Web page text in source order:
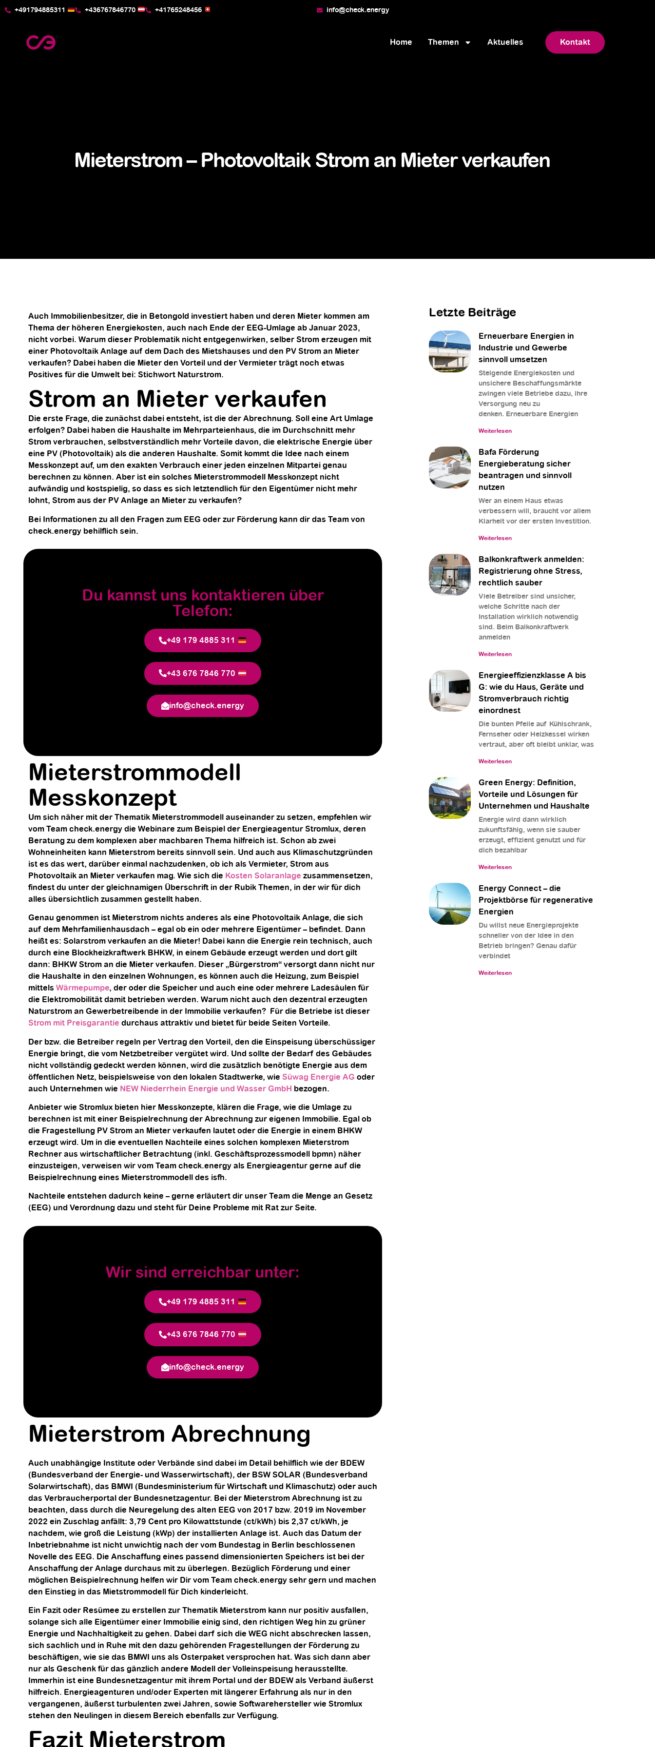
+491794885311 +436767846770 +41765248456 info@check.energy
Home Themen Aktuelles Kontakt
Mieterstrom – Photovoltaik Strom an Mieter verkaufen
Auch Immobilienbesitzer, die in Betongold investiert haben und deren Mieter kommen am
Thema der höheren Energiekosten, auch nach Ende der EEG-Umlage ab Januar 2023,
nicht vorbei. Warum dieser Problematik nicht entgegenwirken, selber Strom erzeugen mit
einer Photovoltaik Anlage auf dem Dach des Mietshauses und den PV Strom an Mieter
verkaufen? Dabei haben die Mieter den Vorteil und der Vermieter trägt noch etwas
Positives für die Umwelt bei: Stichwort Naturstrom.
Strom an Mieter verkaufen
Die erste Frage, die zunächst dabei entsteht, ist die der Abrechnung. Soll eine Art Umlage
erfolgen? Dabei haben die Haushalte im Mehrparteienhaus, die im Durchschnitt mehr
Strom verbrauchen, selbstverständlich mehr Vorteile davon, die elektrische Energie über
eine PV (Photovoltaik) als die anderen Haushalte. Somit kommt die Idee nach einem
Messkonzept auf, um den exakten Verbrauch einer jeden einzelnen Mitpartei genau
berechnen zu können. Aber ist ein solches Mieterstrommodell Messkonzept nicht
aufwändig und kostspielig, so dass es sich letztendlich für den Eigentümer nicht mehr
lohnt, Strom aus der PV Anlage an Mieter zu verkaufen?
Bei Informationen zu all den Fragen zum EEG oder zur Förderung kann dir das Team von
check.energy behilflich sein.
Du kannst uns kontaktieren über
Telefon:
+49 179 4885 311
+43 676 7846 770
info@check.energy
Mieterstrommodell
Messkonzept
Um sich näher mit der Thematik Mieterstrommodell auseinander zu setzen, empfehlen wir
vom Team check.energy die Webinare zum Beispiel der Energieagentur Stromlux, deren
Beratung zu dem komplexen aber machbaren Thema hilfreich ist. Schon ab zwei
Wohneinheiten kann Mieterstrom bereits sinnvoll sein. Und auch aus Klimaschutzgründen
ist es das wert, darüber einmal nachzudenken, ob ich als Vermieter, Strom aus
Photovoltaik an Mieter verkaufen mag. Wie sich die Kosten Solaranlage zusammensetzen,
findest du unter der gleichnamigen Überschrift in der Rubik Themen, in der wir für dich
alles übersichtlich zusammen gestellt haben.
Genau genommen ist Mieterstrom nichts anderes als eine Photovoltaik Anlage, die sich
auf dem Mehrfamilienhausdach – egal ob ein oder mehrere Eigentümer – befindet. Dann
heißt es: Solarstrom verkaufen an die Mieter! Dabei kann die Energie rein technisch, auch
durch eine Blockheizkraftwerk BHKW, in einem Gebäude erzeugt werden und dort gilt
dann: BHKW Strom an die Mieter verkaufen. Dieser „Bürgerstrom“ versorgt dann nicht nur
die Haushalte in den einzelnen Wohnungen, es können auch die Heizung, zum Beispiel
mittels Wärmepumpe, der oder die Speicher und auch eine oder mehrere Ladesäulen für
die Elektromobilität damit betrieben werden. Warum nicht auch den dezentral erzeugten
Naturstrom an Gewerbetreibende in der Immobilie verkaufen? Für die Betriebe ist dieser
Strom mit Preisgarantie durchaus attraktiv und bietet für beide Seiten Vorteile.
Der bzw. die Betreiber regeln per Vertrag den Vorteil, den die Einspeisung überschüssiger
Energie bringt, die vom Netzbetreiber vergütet wird. Und sollte der Bedarf des Gebäudes
nicht vollständig gedeckt werden können, wird die zusätzlich benötigte Energie aus dem
öffentlichen Netz, beispielsweise von den lokalen Stadtwerke, wie Süwag Energie AG oder
auch Unternehmen wie NEW Niederrhein Energie und Wasser GmbH bezogen.
Anbieter wie Stromlux bieten hier Messkonzepte, klären die Frage, wie die Umlage zu
berechnen ist mit einer Beispielrechnung der Abrechnung zur eigenen Immobilie. Egal ob
die Fragestellung PV Strom an Mieter verkaufen lautet oder die Energie in einem BHKW
erzeugt wird. Um in die eventuellen Nachteile eines solchen komplexen Mieterstrom
Rechner aus wirtschaftlicher Betrachtung (inkl. Geschäftsprozessmodell bpmn) näher
einzusteigen, verweisen wir vom Team check.energy als Energieagentur gerne auf die
Beispielrechnung eines Mieterstrommodell des isfh.
Nachteile entstehen dadurch keine – gerne erläutert dir unser Team die Menge an Gesetz
(EEG) und Verordnung dazu und steht für Deine Probleme mit Rat zur Seite.
Wir sind erreichbar unter:
+49 179 4885 311
+43 676 7846 770
info@check.energy
Mieterstrom Abrechnung
Auch unabhängige Institute oder Verbände sind dabei im Detail behilflich wie der BDEW
(Bundesverband der Energie- und Wasserwirtschaft), der BSW SOLAR (Bundesverband
Solarwirtschaft), das BMWI (Bundesministerium für Wirtschaft und Klimaschutz) oder auch
das Verbraucherportal der Bundesnetzagentur. Bei der Mieterstrom Abrechnung ist zu
beachten, dass durch die Neuregelung des alten EEG von 2017 bzw. 2019 im November
2022 ein Zuschlag anfällt: 3,79 Cent pro Kilowattstunde (ct/kWh) bis 2,37 ct/kWh, je
nachdem, wie groß die Leistung (kWp) der installierten Anlage ist. Auch das Datum der
Inbetriebnahme ist nicht unwichtig nach der vom Bundestag in Berlin beschlossenen
Novelle des EEG. Die Anschaffung eines passend dimensionierten Speichers ist bei der
Anschaffung der Anlage durchaus mit zu überlegen. Bezüglich Förderung und einer
möglichen Beispielrechnung helfen wir Dir vom Team check.energy sehr gern und machen
den Einstieg in das Mietstrommodell für Dich kinderleicht.
Ein Fazit oder Resümee zu erstellen zur Thematik Mieterstrom kann nur positiv ausfallen,
solange sich alle Eigentümer einer Immobilie einig sind, den richtigen Weg hin zu grüner
Energie und Nachhaltigkeit zu gehen. Dabei darf sich die WEG nicht abschrecken lassen,
sich sachlich und in Ruhe mit den dazu gehörenden Fragestellungen der Förderung zu
beschäftigen, wie sie das BMWI uns als Osterpaket versprochen hat. Was sich dann aber
nur als Geschenk für das gänzlich andere Modell der Volleinspeisung herausstellte.
Immerhin ist eine Bundesnetzagentur mit ihrem Portal und der BDEW als Verband äußerst
hilfreich. Energieagenturen und/oder Experten mit längerer Erfahrung als nur in den
vergangenen, äußerst turbulenten zwei Jahren, sowie Softwarehersteller wie Stromlux
stehen den Neulingen in diesem Bereich ebenfalls zur Verfügung.
Fazit Mieterstrom
Letzte Beiträge
Erneuerbare Energien in
Industrie und Gewerbe
sinnvoll umsetzen
Steigende Energiekosten und
unsichere Beschaffungsmärkte
zwingen viele Betriebe dazu, ihre
Versorgung neu zu
denken. Erneuerbare Energien
Weiterlesen
Bafa Förderung
Energieberatung sicher
beantragen und sinnvoll
nutzen
Wer an einem Haus etwas
verbessern will, braucht vor allem
Klarheit vor der ersten Investition.
Weiterlesen
Balkonkraftwerk anmelden:
Registrierung ohne Stress,
rechtlich sauber
Viele Betreiber sind unsicher,
welche Schritte nach der
Installation wirklich notwendig
sind. Beim Balkonkraftwerk
anmelden
Weiterlesen
Energieeffizienzklasse A bis
G: wie du Haus, Geräte und
Stromverbrauch richtig
einordnest
Die bunten Pfeile auf Kühlschrank,
Fernseher oder Heizkessel wirken
vertraut, aber oft bleibt unklar, was
Weiterlesen
Green Energy: Definition,
Vorteile und Lösungen für
Unternehmen und Haushalte
Energie wird dann wirklich
zukunftsfähig, wenn sie sauber
erzeugt, effizient genutzt und für
dich bezahlbar
Weiterlesen
Energy Connect – die
Projektbörse für regenerative
Energien
Du willst neue Energieprojekte
schneller von der Idee in den
Betrieb bringen? Genau dafür
verbindet
Weiterlesen